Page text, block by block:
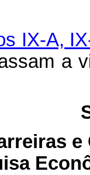
IX-A,
a